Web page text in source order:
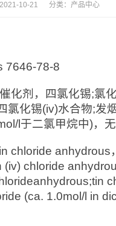
2021-10-21 分类： 产品中心
7646-78-8
化剂，四氯化锡;氯
氯化锡(iv)水合物;发
l于二氯甲烷中)，
chloride anhydrous
chloride
(ca. 1.0mol/l in